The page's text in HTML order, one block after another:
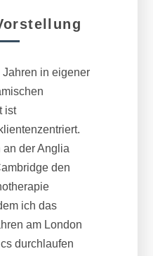
Jahren in eigener
ist
an der Anglia
den
ich das
am London
durchlaufen